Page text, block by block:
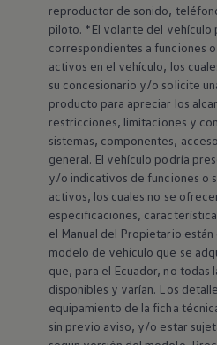
reproductor de sonido,
piloto. *El volante del vehículo
correspondientes a funciones
activos en el vehículo, los
su concesionario y/o solicite
producto para apreciar los
restricciones, limitaciones y
sistemas, componentes,
general. El vehículo podría
y/o indicativos de funciones o
activos, los cuales no se
especificaciones,
el Manual del Propietario
modelo de vehículo que se
que, para el Ecuador, no todas
disponibles y varían. Los
equipamiento de la ficha
sin previo aviso, y/o estar